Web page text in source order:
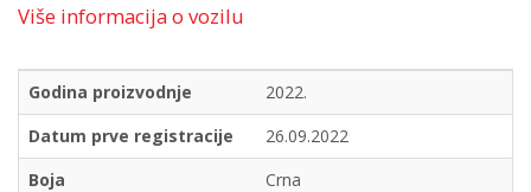
Više informacija o vozilu
Godina proizvodnje
2022.
Datum prve registracije
26.09.2022
Boja
Crna